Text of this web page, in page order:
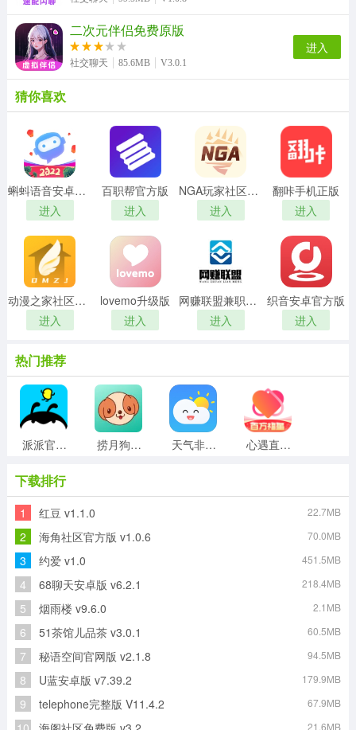
二次元伴侣免费原版
社交聊天 85.6MB V3.0.1
进入
猜你喜欢
蝌蚪语音安卓官方版
进入
百职帮官方版
进入
NGA玩家社区官方版
进入
翻咔手机正版
进入
动漫之家社区原版
进入
lovemo升级版
进入
网赚联盟兼职赚钱手机版
进入
织音安卓官方版
进入
热门推荐
派派官方版 捞月狗手机版 天气非常准最新免费版 心遇直装版
牵手手机最新版
PiuPiu酱官方版 WhatsApp软件手机免费版
下载排行
1 红豆 v1.1.0 22.7MB
2 海角社区官方版 v1.0.6 70.0MB
3 约爱 v1.0 451.5MB
4 68聊天安卓版 v6.2.1 218.4MB
5 烟雨楼 v9.6.0 2.1MB
6 51茶馆儿品茶 v3.0.1 60.5MB
7 秘语空间官网版 v2.1.8 94.5MB
8 U蓝安卓版 v7.39.2 179.9MB
9 telephone完整版 V11.4.2 67.9MB
21.6MB